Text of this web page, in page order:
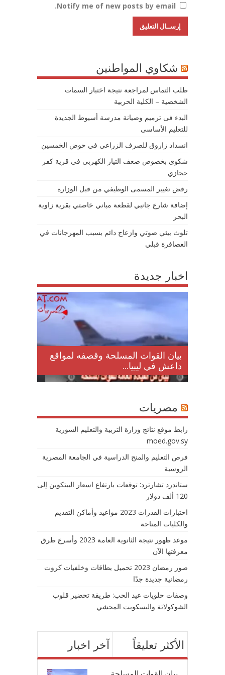
Notify me of new posts by email.
شكاوي المواطنين
طلب التماس لمراجعة نتيجة اختبار السمات
الشخصية – الكلية الحربية
البدء فى ترميم وصيانة مدرسة أسيوط الجديدة
للتعليم الأساسى
انسداد زاروق للصرف الزراعي في حوض الخمسين
شكوى بخصوص ضعف التيار الكهربى في قرية كفر
حجازي
رفض تغيير المسمى الوظيفي من قبل الوزارة
إضافة شارع جانبي لقطعة مباني خاصتي بقرية زاوية
البحر
تلوث بيئي صوتي وازعاج دائم بسبب المهرجانات في
العصافرة قبلي
اخبار جديدة
بيان القوات المسلحة وقصفه لمواقع
داعش في ليبيا...
مصريات
رابط موقع نتائج وزارة التربية والتعليم السورية
moed.gov.sy
فرص التعليم والمنح الدراسية في الجامعة المصرية
الروسية
ستاندرد تشارترد: توقعات بارتفاع اسعار البيتكوين إلى
120 ألف دولار
اختبارات القدرات 2023 مواعيد وأماكن التقديم
والكليات المتاحة
موعد ظهور نتيجة الثانوية العامة 2023 وأسرع طرق
معرفتها الآن
صور رمضان 2023 تحميل بطاقات وخلفيات كروت
رمضانية جديدة جدًا
وصفات حلويات عيد الحب: طريقة تحضير قلوب
الشوكولاتة والبسكويت المحشي
آخر اخبار الأكثر تعليقاً